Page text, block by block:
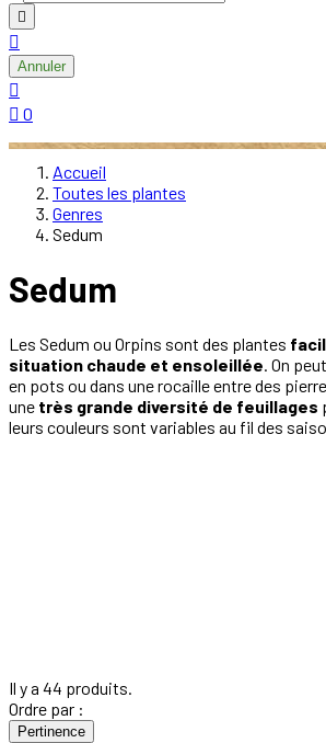


Annuler

 0
Accueil
Toutes les plantes
Genres
Sedum
Sedum
Les Sedum ou Orpins sont des plantes
situation chaude et ensoleillée. On
en pots ou dans une rocaille entre des
une très grande diversité de feuillages
leurs couleurs sont variables au fil des
Il y a 44 produits.
Ordre par :
Pertinence